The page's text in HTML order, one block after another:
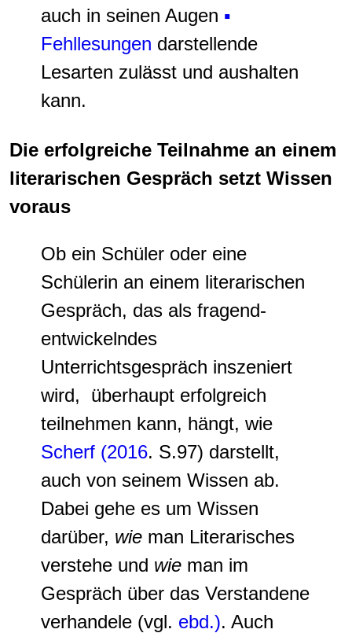
auch in seinen Augen ▪
Fehllesungen darstellende
Lesarten zulässt und aushalten
kann.
Die erfolgreiche Teilnahme an einem
literarischen Gespräch setzt Wissen
voraus
Ob ein Schüler oder eine
Schülerin an einem literarischen
Gespräch, das als fragend-
entwickelndes
Unterrichtsgespräch inszeniert
wird, überhaupt erfolgreich
teilnehmen kann, hängt, wie
Scherf (2016. S.97) darstellt,
auch von seinem Wissen ab.
Dabei gehe es um Wissen
darüber, wie man Literarisches
verstehe und wie man im
Gespräch über das Verstandene
verhandele (vgl. ebd.). Auch